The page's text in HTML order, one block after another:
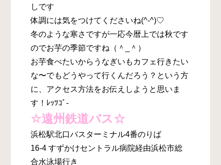
しです
体調には気をつけてくださいね(^-^)♡
冬のような寒さですが一応今暦上では秋です
のでお芋の季節ですね（＾_＾）
お芋食べたいからうなぎいもカフェ行きたい
な〜でもどうやって行くんだろう？という方
に、アクセス方法をお伝えしようと思いま
す！ﾚｯﾂｺﾞ-
☆遠州鉄道バス☆
浜松駅北口バスターミナル4番のりば
16-4 すずかけセントラル病院経由浜松市総
合水泳場行き